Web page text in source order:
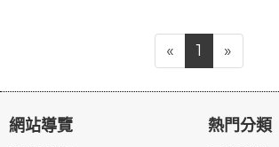
« 1 »
網站導覽 熱門分類